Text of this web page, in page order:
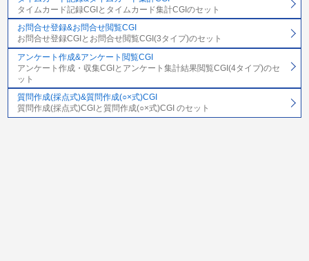
タイムカード記録CGIとタイムカード集計CGIのセット
お問合せ登録&お問合せ閲覧CGI
お問合せ登録CGIとお問合せ閲覧CGI(3タイプ)のセット
アンケート作成&アンケート閲覧CGI
アンケート作成・収集CGIとアンケート集計結果閲覧CGI(4タイプ)のセ
ット
質問作成(採点式)&質問作成(○×式)CGI
質問作成(採点式)CGIと質問作成(○×式)CGI のセット